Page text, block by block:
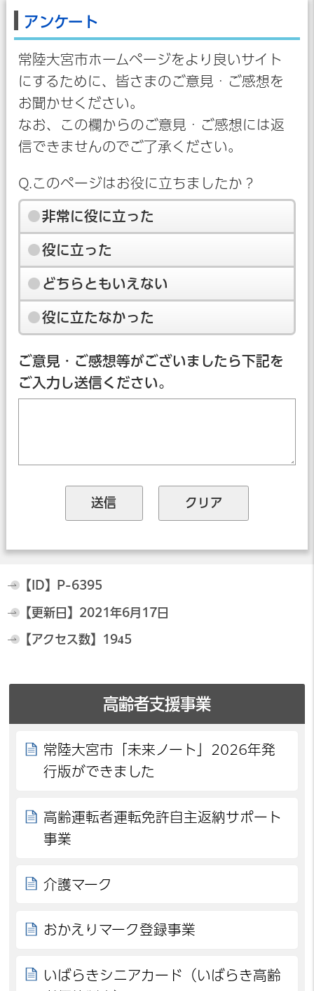
アンケート
常陸大宮市ホームページをより良いサイト
にするために、皆さまのご意見・ご感想を
お聞かせください。
なお、この欄からのご意見・ご感想には返
信できませんのでご了承ください。
Q.このページはお役に立ちましたか？
非常に役に立った
役に立った
どちらともいえない
役に立たなかった
ご意見・ご感想等がございましたら下記を
ご入力し送信ください。
【ID】 P-6395
【更新日】 2021年6月17日
【アクセス数】 1945
高齢者支援事業
常陸大宮市「未来ノート」2026年発
行版ができました
高齢運転者運転免許自主返納サポート
事業
介護マーク
おかえりマーク登録事業
いばらきシニアカード（いばらき高齢